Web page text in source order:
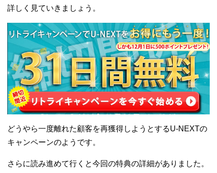
詳しく見ていきましょう。
どうやら一度離れた顧客を再獲得しようとするU-NEXTの
キャンペーンのようです。
さらに読み進めて行くと今回の特典の詳細がありました。